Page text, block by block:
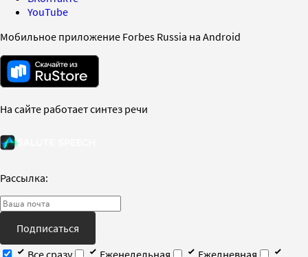
YouTube
Мобильное приложение Forbes Russia на Android
На сайте работает синтез речи
Рассылка:
Подписаться
Все сразу
Еженедельная
Ежедневная